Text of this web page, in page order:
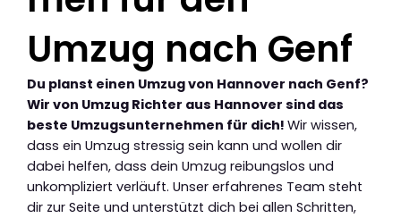
Umzug nach Genf
Du planst einen Umzug von Hannover nach Genf?
Wir von Umzug Richter aus Hannover sind das
beste Umzugsunternehmen für dich! Wir wissen,
dass ein Umzug stressig sein kann und wollen dir
dabei helfen, dass dein Umzug reibungslos und
unkompliziert verläuft. Unser erfahrenes Team steht
dir zur Seite und unterstützt dich bei allen Schritten,